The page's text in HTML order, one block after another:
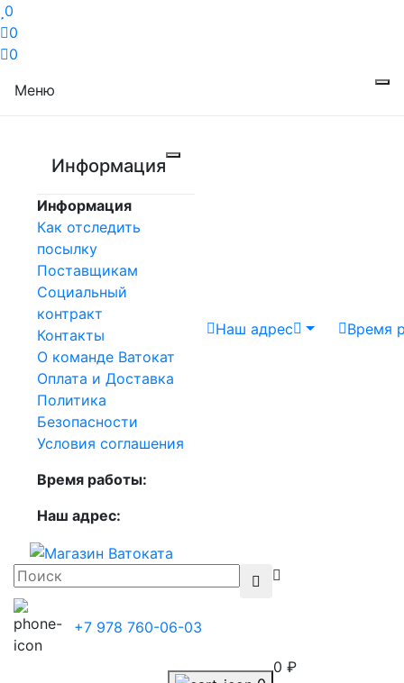
0
0
0
Меню
Информация
Информация
Как отследить
посылку
Поставщикам
Социальный
контракт
Контакты
О команде Ватокат
Оплата и Доставка
Политика
Безопасности
Условия соглашения
Время работы:
Наш адрес:
Наш адрес Время
+7 978 760-06-03
0 ₽